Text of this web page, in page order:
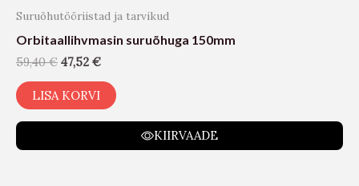
Suruõhutööriistad ja tarvikud
Orbitaallihvmasin suruõhuga 150mm
59,40€ 47,52 €
LISA KORVI
KIIRVAADE